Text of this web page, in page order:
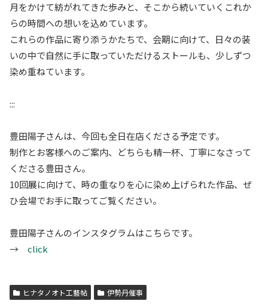
月をかけて紡がれてきた歩みと、そこから続いていくこれか
らの時間への想いを込めています。
これらの作品に寄り添うかたちで、会期に向けて、日々の装
いの中で自然に手に取っていただけるストールも、少しずつ
染め重ねています。
:::
豊田陽子さんは、今回も全日在店くださる予定です。
制作とお客様へのご案内、どちらも精一杯、丁寧になさって
くださる豊田さん。
10回展に向けて、時の重なりを心に染め上げられた作品、ぜ
ひ会場でお手に取ってご覧ください。
豊田陽子さんのインスタグラムはこちらです。
→ click
ヒナタノオト工藝帖 伊勢丹催事